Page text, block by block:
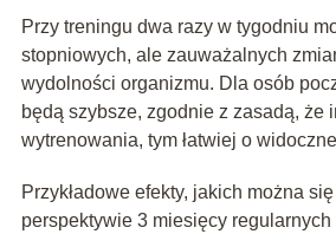
Przy treningu dwa razy w tygodniu
stopniowych, ale zauważalnych
wydolności organizmu. Dla osób
będą szybsze, zgodnie z zasadą, że
wytrenowania, tym łatwiej o
Przykładowe efekty, jakich można
perspektywie 3 miesięcy regularnych